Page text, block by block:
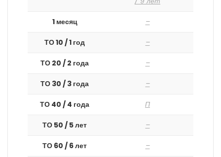
1 месяц –
ТО 10 / 1 год –
ТО 20 / 2 года –
ТО 30 / 3 года –
ТО 40 / 4 года П
ТО 50 / 5 лет –
ТО 60 / 6 лет –